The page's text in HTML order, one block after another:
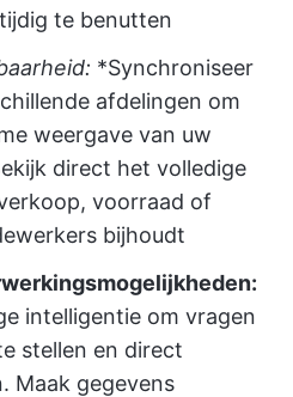
te benutten
*Synchroniseer
afdelingen om
weergave van uw
direct het volledige
voorraad of
bijhoudt
intelligentie om vragen
stellen en direct
Maak gegevens